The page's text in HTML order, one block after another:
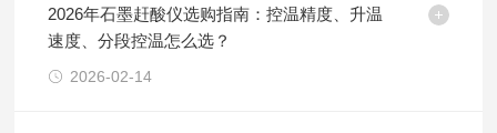
2026年石墨赶酸仪选购指南：控温精度、升温
速度、分段控温怎么选？
2026-02-14